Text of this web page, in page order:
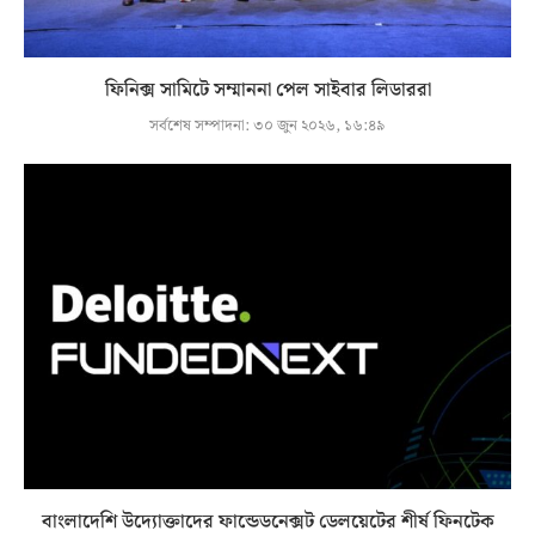
ফিনিক্স সামিটে সম্মাননা পেল সাইবার লিডাররা
সর্বশেষ সম্পাদনা:৩০ জুন ২০২৬, ১৬:৪৯
বাংলাদেশি উদ্যোক্তাদের ফান্ডেডনেক্সট ডেলয়েটের শীর্ষ ফিনটেক